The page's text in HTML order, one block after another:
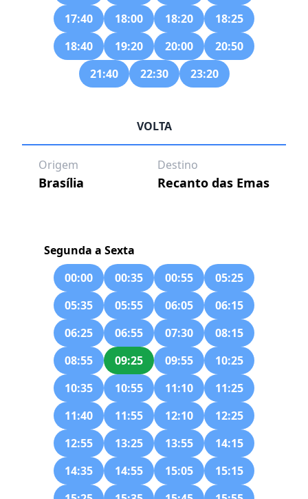
17:40
18:00 18:20
18:25
18:40
19:20 20:00
20:50
21:40
22:30 23:20
VOLTA
Origem
Brasília
Destino
Recanto das Emas
Segunda a Sexta
00:00
00:35 00:55
05:25
05:35
05:55 06:05
06:15
06:25
06:55 07:30
08:15
08:55
09:25 09:55
10:25
10:35
10:55 11:10
11:25
11:40
11:55 12:10
12:25
12:55
13:25 13:55
14:15
14:35
14:55 15:05
15:15